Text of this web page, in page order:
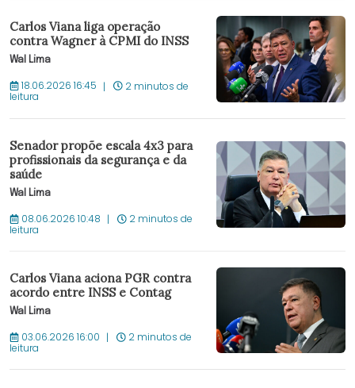
Carlos Viana liga operação
contra Wagner à CPMI do INSS
Wal Lima
18.06.2026 16:45 2 minutos de
leitura
Senador propõe escala 4x3 para
profissionais da segurança e da
saúde
Wal Lima
08.06.2026 10:48 2 minutos de
leitura
Carlos Viana aciona PGR contra
acordo entre INSS e Contag
Wal Lima
03.06.2026 16:00 2 minutos de
leitura